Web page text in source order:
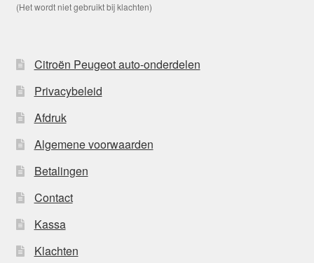
(Het wordt niet gebruikt bij klachten)
Citroën Peugeot auto-onderdelen
Privacybeleid
Afdruk
Algemene voorwaarden
Betalingen
Contact
Kassa
Klachten